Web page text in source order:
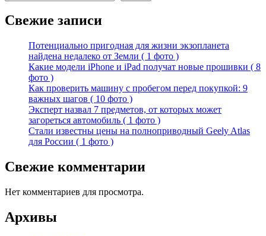
Свежие записи
Потенциально пригодная для жизни экзопланета
найдена недалеко от Земли ( 1 фото )
Какие модели iPhone и iPad получат новые прошивки ( 8
фото )
Как проверить машину с пробегом перед покупкой: 9
важных шагов ( 10 фото )
Эксперт назвал 7 предметов, от которых может
загореться автомобиль ( 1 фото )
Стали известны цены на полноприводный Geely Atlas
для России ( 1 фото )
Свежие комментарии
Нет комментариев для просмотра.
Архивы